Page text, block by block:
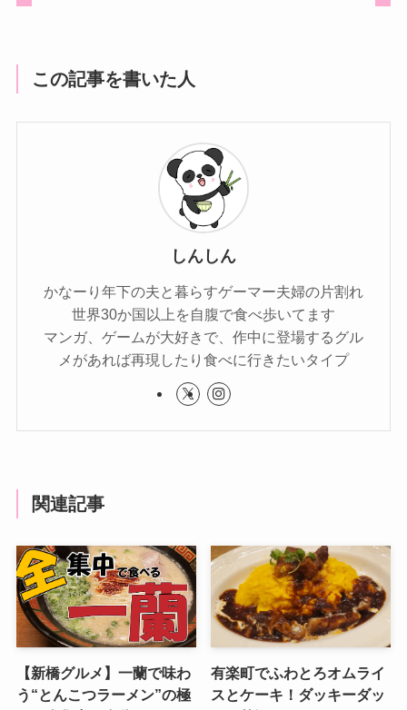
この記事を書いた人
しんしん
かなーり年下の夫と暮らすゲーマー夫婦の片割れ
世界30か国以上を自腹で食べ歩いてます
マンガ、ゲームが大好きで、作中に登場するグル
メがあれば再現したり食べに行きたいタイプ
関連記事
【新橋グルメ】一蘭で味わ
う“とんこつラーメン”の極
有楽町でふわとろオムライ
スとケーキ！ダッキーダッ